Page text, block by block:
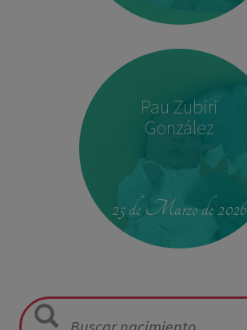
Pau Zubiri
González
25 de Marzo de 2026